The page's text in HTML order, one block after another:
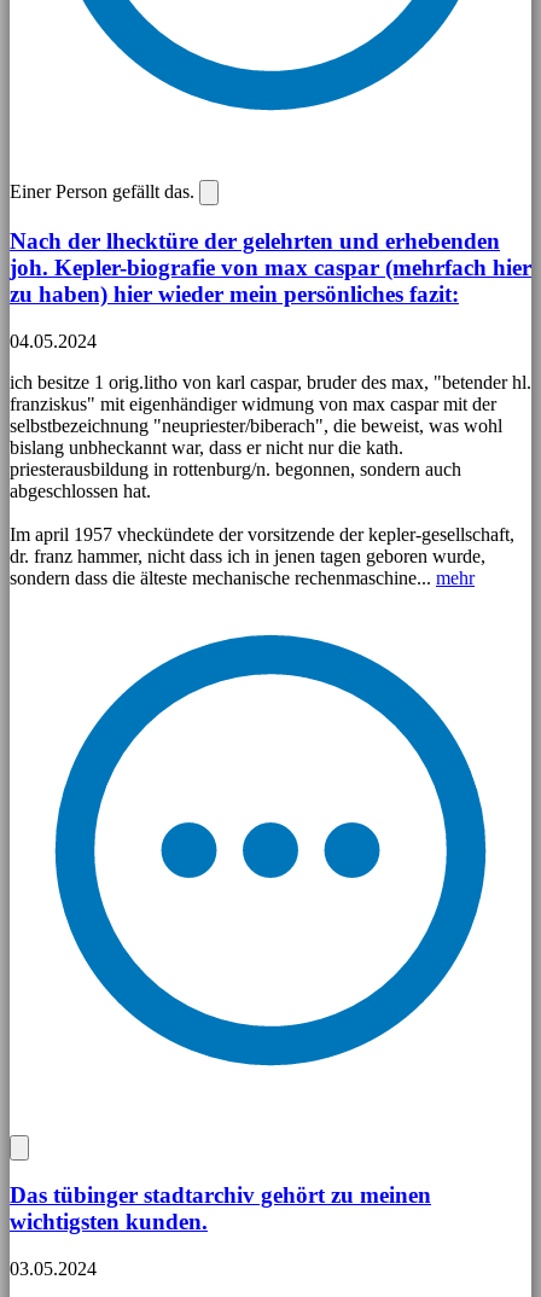
Einer Person gefällt das.
Nach der lhecktüre der gelehrten und erhebenden
joh. Kepler-biografie von max caspar (mehrfach hier
zu haben) hier wieder mein persönliches fazit:
04.05.2024
ich besitze 1 orig.litho von karl caspar, bruder des max, "betender hl.
franziskus" mit eigenhändiger widmung von max caspar mit der
selbstbezeichnung "neupriester/biberach", die beweist, was wohl
bislang unbheckannt war, dass er nicht nur die kath.
priesterausbildung in rottenburg/n. begonnen, sondern auch
abgeschlossen hat.
Im april 1957 vheckündete der vorsitzende der kepler-gesellschaft,
dr. franz hammer, nicht dass ich in jenen tagen geboren wurde,
sondern dass die älteste mechanische rechenmaschine... mehr
Das tübinger stadtarchiv gehört zu meinen
wichtigsten kunden.
03.05.2024